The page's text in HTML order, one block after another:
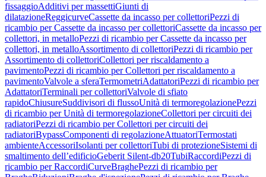
fissaggioAdditivi per massettiGiunti di
dilatazioneReggicurveCassette da incasso per collettoriPezzi di
ricambio per Cassette da incasso per collettoriCassette da incasso per
collettori, in metalloPezzi di ricambio per Cassette da incasso per
collettori, in metalloAssortimento di collettoriPezzi di ricambio per
Assortimento di collettoriCollettori per riscaldamento a
pavimentoPezzi di ricambio per Collettori per riscaldamento a
pavimentoValvole a sferaTermometriAdattatoriPezzi di ricambio per
AdattatoriTerminali per collettoriValvole di sfiato
rapidoChiusureSuddivisori di flussoUnità di termoregolazionePezzi
di ricambio per Unità di termoregolazioneCollettori per circuiti dei
radiatoriPezzi di ricambio per Collettori per circuiti dei
radiatoriBypassComponenti di regolazioneAttuatoriTermostati
ambienteAccessoriIsolanti per collettoriTubi di protezioneSistemi di
smaltimento dell’edificioGeberit Silent-db20TubiRaccordiPezzi di
ricambio per RaccordiCurveBraghePezzi di ricambio per